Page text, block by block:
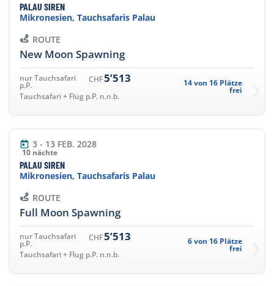
PALAU SIREN
Mikronesien, Tauchsafaris Palau
ROUTE
New Moon Spawning
nur Tauchsafari
p.P.
CHF5’513
Tauchsafari + Flug p.P. n.n.b.
14 von 16 Plätze
frei
3 - 13 FEB. 2028
10 nächte
PALAU SIREN
Mikronesien, Tauchsafaris Palau
ROUTE
Full Moon Spawning
nur Tauchsafari
p.P.
CHF5’513
Tauchsafari + Flug p.P. n.n.b.
6 von 16 Plätze
frei